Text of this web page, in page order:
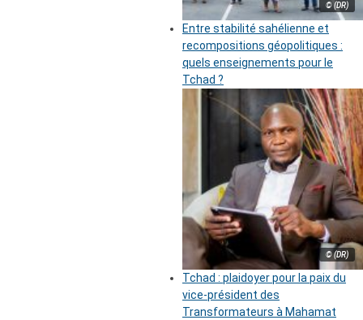
© (DR)
Entre stabilité sahélienne et
recompositions géopolitiques :
quels enseignements pour le
Tchad ?
© (DR)
Tchad : plaidoyer pour la paix du
vice-président des
Transformateurs à Mahamat